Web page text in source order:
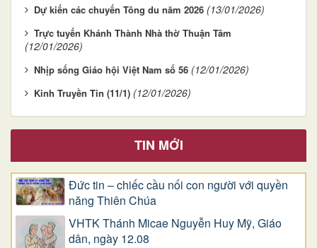
Dự kiến các chuyến Tông du năm 2026 (13/01/2026)
Trực tuyến Khánh Thành Nhà thờ Thuận Tâm
(12/01/2026)
Nhịp sống Giáo hội Việt Nam số 56 (12/01/2026)
Kinh Truyền Tin (11/1) (12/01/2026)
TIN MỚI
Đức tin – chiếc cầu nối con người với quyền
năng Thiên Chúa
VHTK Thánh Micae Nguyễn Huy Mỹ, Giáo
dân, ngày 12.08